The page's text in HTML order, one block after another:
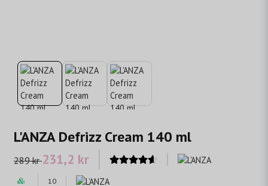
L'ANZA Defrizz Cream 140 ml
289 kr231,2 kr
10